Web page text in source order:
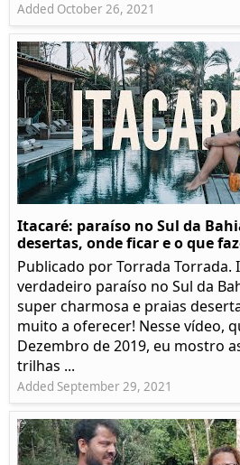
Added October 26, 2021
Itacaré: paraíso no Sul da
desertas, onde ficar e o que
Publicado por Torrada Torrada.
verdadeiro paraíso no Sul da
super charmosa e praias
muito a oferecer! Nesse vídeo,
Dezembro de 2019, eu mostro
trilhas ...
Added September 29, 2021